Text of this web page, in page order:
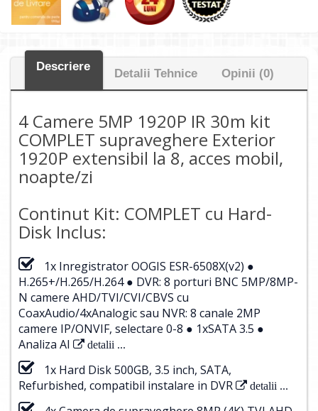
Descriere
Detalii Tehnice Opinii (0)
4 Camere 5MP 1920P IR 30m kit
COMPLET supraveghere Exterior
1920P extensibil la 8, acces mobil,
noapte/zi
Continut Kit: COMPLET cu Hard-
Disk Inclus:
1x Inregistrator OOGIS ESR-6508X(v2) ●
H.265+/H.265/H.264 ● DVR: 8 porturi BNC 5MP/8MP-
N camere AHD/TVI/CVI/CBVS cu
CoaxAudio/4xAnalogic sau NVR: 8 canale 2MP
camere IP/ONVIF, selectare 0-8 ● 1xSATA 3.5 ●
Analiza AI
detalii ...
1x Hard Disk 500GB, 3.5 inch, SATA,
Refurbished, compatibil instalare in DVR
detalii ...